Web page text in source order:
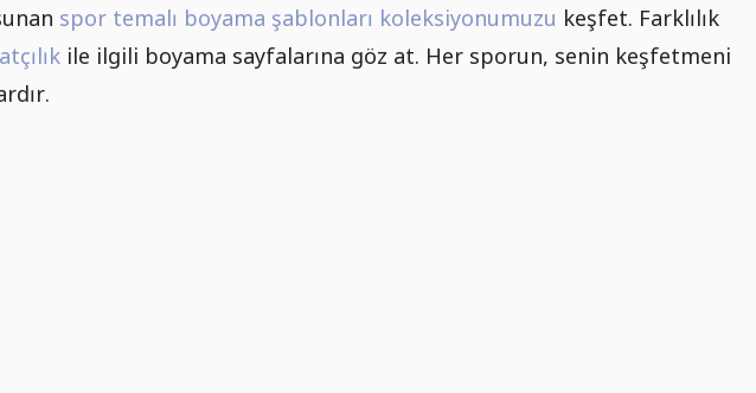
spor temalı boyama şablonları koleksiyonumuzu keşfet. Farklılık
atçılık ile ilgili boyama sayfalarına göz at. Her sporun, senin keşfetmeni